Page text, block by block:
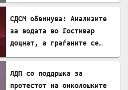
СДСМ обвинува: Анализите
за водата во Гостивар
доцнат, а граѓаните се
ЛДП со поддршка за
протестот на онколошките